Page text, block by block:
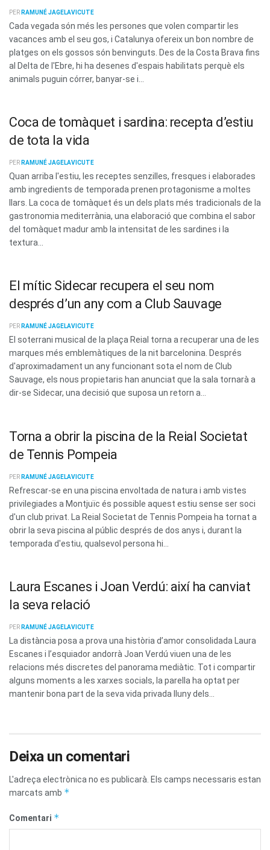
PER RAMUNÉ JAGELAVICUTE
Cada vegada són més les persones que volen compartir les
vacances amb el seu gos, i Catalunya ofereix un bon nombre de
platges on els gossos són benvinguts. Des de la Costa Brava fins
al Delta de l'Ebre, hi ha desenes d'espais habilitats perquè els
animals puguin córrer, banyar-se i...
Coca de tomàquet i sardina: recepta d’estiu
de tota la vida
PER RAMUNÉ JAGELAVICUTE
Quan arriba l'estiu, les receptes senzilles, fresques i elaborades
amb ingredients de temporada prenen protagonisme a moltes
llars. La coca de tomàquet és un dels plats més tradicionals de la
gastronomia mediterrània, una elaboració que combina el sabor
del tomàquet madur amb la intensitat de les sardines i la
textura...
El mític Sidecar recupera el seu nom
després d’un any com a Club Sauvage
PER RAMUNÉ JAGELAVICUTE
El soterrani musical de la plaça Reial torna a recuperar una de les
marques més emblemàtiques de la nit barcelonina. Després
d'aproximadament un any funcionant sota el nom de Club
Sauvage, els nous propietaris han anunciat que la sala tornarà a
dir-se Sidecar, una decisió que suposa un retorn a...
Torna a obrir la piscina de la Reial Societat
de Tennis Pompeia
PER RAMUNÉ JAGELAVICUTE
Refrescar-se en una piscina envoltada de natura i amb vistes
privilegiades a Montjuïc és possible aquest estiu sense ser soci
d'un club privat. La Reial Societat de Tennis Pompeia ha tornat a
obrir la seva piscina al públic després de dos anys i, durant la
temporada d'estiu, qualsevol persona hi...
Laura Escanes i Joan Verdú: així ha canviat
la seva relació
PER RAMUNÉ JAGELAVICUTE
La distància posa a prova una història d’amor consolidada Laura
Escanes i l’esquiador andorrà Joan Verdú viuen una de les
relacions més discretes del panorama mediàtic. Tot i compartir
alguns moments a les xarxes socials, la parella ha optat per
mantenir bona part de la seva vida privada lluny dels...
Deixa un comentari
L'adreça electrònica no es publicarà. Els camps necessaris estan
marcats amb *
Comentari *